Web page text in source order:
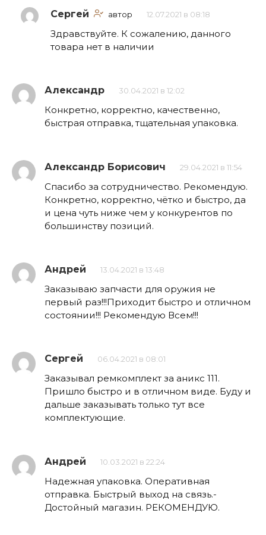
Сергей автор 12.07.2021 в 08:18
Здравствуйте. К сожалению, данного
товара нет в наличии
Александр 30.04.2021 в 12:02
Конкретно, корректно, качественно,
быстрая отправка, тщательная упаковка.
Александр Борисович 29.04.2021 в 11:54
Спасибо за сотрудничество. Рекомендую.
Конкретно, корректно, чётко и быстро, да
и цена чуть ниже чем у конкурентов по
большинству позиций.
Андрей 13.04.2021 в 13:48
Заказываю запчасти для оружия не
первый раз!!!Приходит быстро и отличном
состоянии!!! Рекомендую Всем!!!
Сергей 06.04.2021 в 08:01
Заказывал ремкомплект за аникс 111.
Пришло быстро и в отличном виде. Буду и
дальше заказывать только тут все
комплектующие.
Андрей 10.03.2021 в 22:24
Надежная упаковка. Оперативная
отправка. Быстрый выход на связь.-
Достойный магазин. РЕКОМЕНДУЮ.